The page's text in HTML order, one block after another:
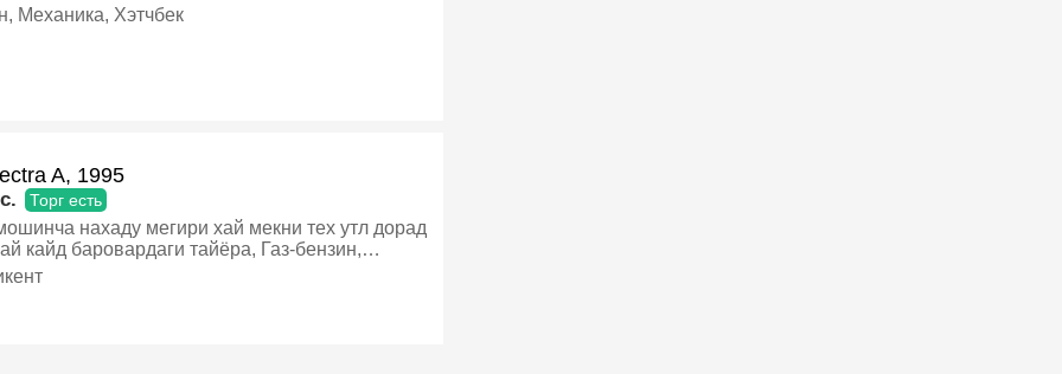
Механика, Хэтчбек
A, 1995
Торг есть
нахаду мегири хай мекни тех утл дорад
кайд баровардаги тайёра, Газ-бензин,
Седан